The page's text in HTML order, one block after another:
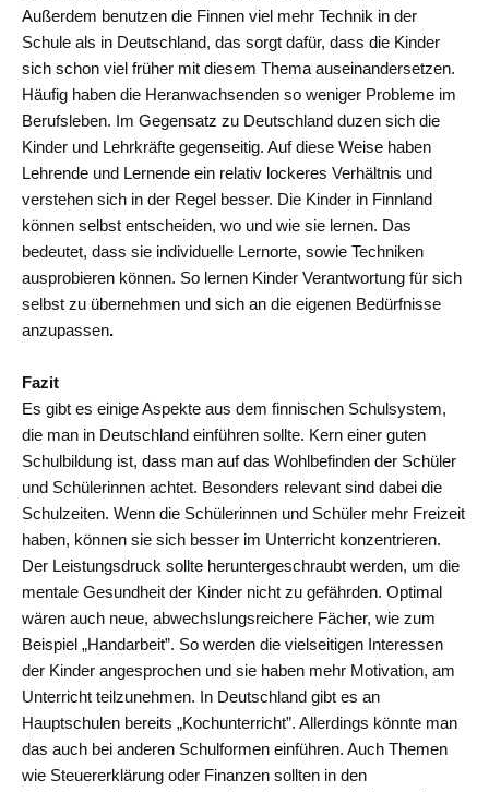
Außerdem benutzen die Finnen viel mehr Technik in der
Schule als in Deutschland, das sorgt dafür, dass die Kinder
sich schon viel früher mit diesem Thema auseinandersetzen.
Häufig haben die Heranwachsenden so weniger Probleme im
Berufsleben. Im Gegensatz zu Deutschland duzen sich die
Kinder und Lehrkräfte gegenseitig. Auf diese Weise haben
Lehrende und Lernende ein relativ lockeres Verhältnis und
verstehen sich in der Regel besser. Die Kinder in Finnland
können selbst entscheiden, wo und wie sie lernen. Das
bedeutet, dass sie individuelle Lernorte, sowie Techniken
ausprobieren können. So lernen Kinder Verantwortung für sich
selbst zu übernehmen und sich an die eigenen Bedürfnisse
anzupassen.
Fazit
Es gibt es einige Aspekte aus dem finnischen Schulsystem,
die man in Deutschland einführen sollte. Kern einer guten
Schulbildung ist, dass man auf das Wohlbefinden der Schüler
und Schülerinnen achtet. Besonders relevant sind dabei die
Schulzeiten. Wenn die Schülerinnen und Schüler mehr Freizeit
haben, können sie sich besser im Unterricht konzentrieren.
Der Leistungsdruck sollte heruntergeschraubt werden, um die
mentale Gesundheit der Kinder nicht zu gefährden. Optimal
wären auch neue, abwechslungsreichere Fächer, wie zum
Beispiel „Handarbeit”. So werden die vielseitigen Interessen
der Kinder angesprochen und sie haben mehr Motivation, am
Unterricht teilzunehmen. In Deutschland gibt es an
Hauptschulen bereits „Kochunterricht”. Allerdings könnte man
das auch bei anderen Schulformen einführen. Auch Themen
wie Steuererklärung oder Finanzen sollten in den